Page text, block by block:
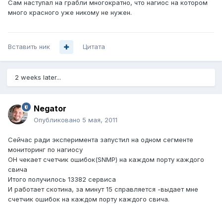
Сам наступал на грабли многократно, что нагиос на котором
много красного уже никому не нужен.
Вставить ник Цитата
2 weeks later...
Negator
Опубликовано 5 мая, 2011
Сейчас ради эксперимента запустил на одном сегменте
мониторинг по нагиосу
ОН чекает счетчик ошибок(SNMP) на каждом порту каждого
свича
Итого получилось 13382 сервиса
И работает скотина, за минут 15 справляется -выдает мне
счетчик ошибок на каждом порту каждого свича.